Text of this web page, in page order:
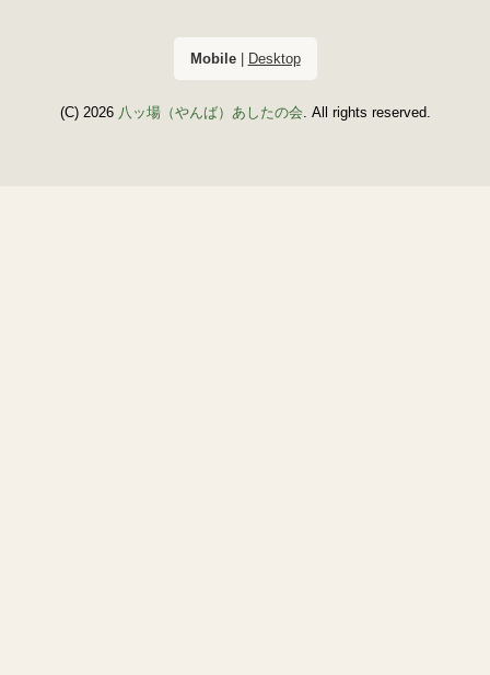
Mobile| Desktop
(C) 2026 八ッ場（やんば）あしたの会. All rights reserved.